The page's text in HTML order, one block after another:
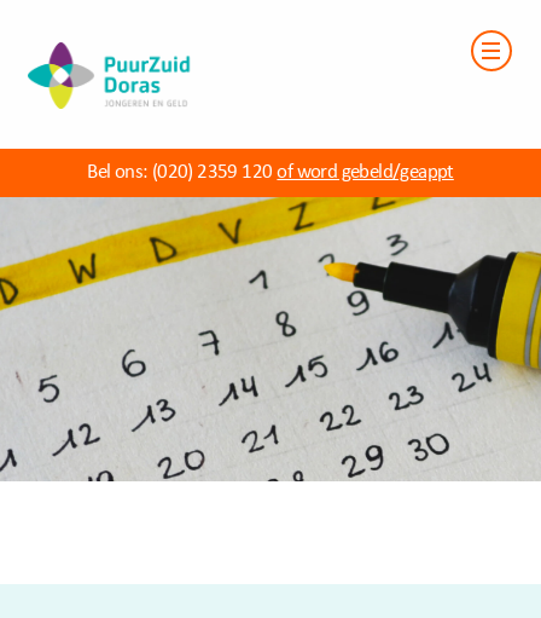
Bel ons: (020) 2359 120 of word gebeld/geappt